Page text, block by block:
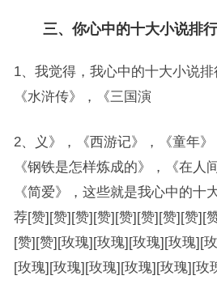
三、你心中的十大小说排
1、我觉得，我心中的十大小说排
《水浒传》，《三国演
2、义》，《西游记》，《童年》
《钢铁是怎样炼成的》，《在人
《简爱》，这些就是我心中的十
荐[赞][赞][赞][赞][赞][赞][赞][赞][
[赞][赞][玫瑰][玫瑰][玫瑰][玫瑰][
[玫瑰][玫瑰][玫瑰][玫瑰][玫瑰][玫